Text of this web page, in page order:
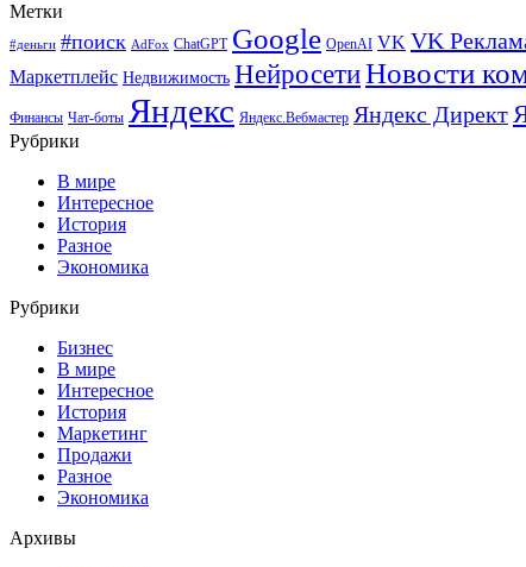
Метки
#деньги #поиск AdFox ChatGPT Google OpenAI VK VK
Маркетплейс Недвижимость НейросетиНовости
Финансы Чат-боты Яндекс Яндекс.Вебмастер Яндекс Директ
Рубрики
В мире
Интересное
История
Разное
Экономика
Рубрики
Бизнес
В мире
Интересное
История
Маркетинг
Продажи
Разное
Экономика
Архивы